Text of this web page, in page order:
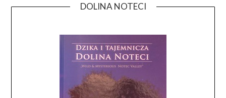
DOLINA NOTECI